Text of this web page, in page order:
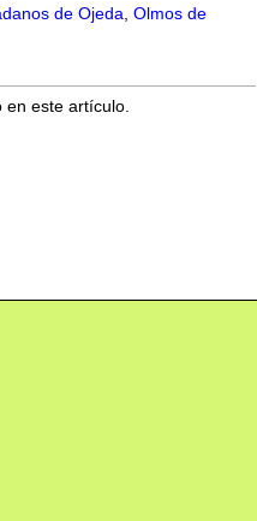
de Ojeda Olmos de
este artículo.